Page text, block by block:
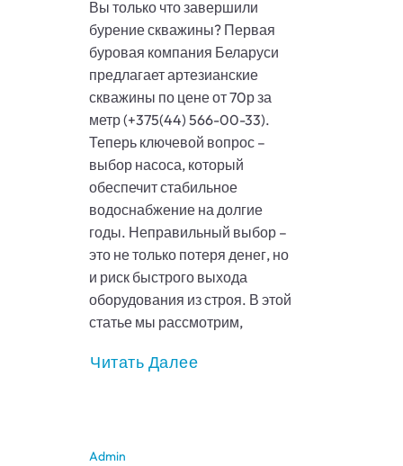
Вы только что завершили
бурение скважины? Первая
буровая компания Беларуси
предлагает артезианские
скважины по цене от 70р за
метр (+375(44) 566-00-33).
Теперь ключевой вопрос –
выбор насоса, который
обеспечит стабильное
водоснабжение на долгие
годы. Неправильный выбор –
это не только потеря денег, но
и риск быстрого выхода
оборудования из строя. В этой
статье мы рассмотрим,
Читать Далее
Admin